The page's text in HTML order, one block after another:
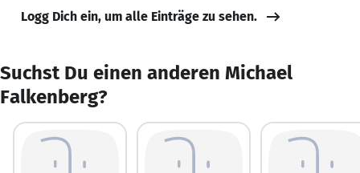
Logg Dich ein, um alle Einträge zu sehen.
Suchst Du einen anderen Michael
Falkenberg?